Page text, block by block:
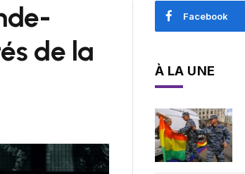
de la
Facebook
À LA UNE